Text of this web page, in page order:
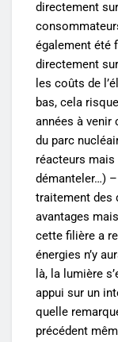
directement
également été
directement
les coûts de
bas, cela
années à venir
du parc
réacteurs
démanteler…)
traitement des
avantages
cette filière a
énergies n’y
là, la lumière
appui sur un
quelle
précédent